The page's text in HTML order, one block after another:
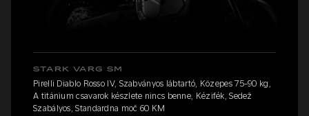
STARK VARG SM
Pirelli Diablo Rosso IV, Szabványos lábtartó, Közepes 75-90 kg,
A titánium csavarok készlete nincs benne, Kézifék, Sedež
Szabályos, Standardna moč 60 KM